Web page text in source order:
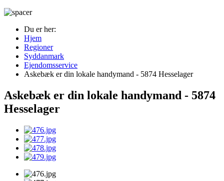
Du er her:
Hjem
Regioner
Syddanmark
Ejendomsservice
Askebæk er din lokale handymand - 5874 Hesselager
Askebæk er din lokale handymand - 5874
Hesselager